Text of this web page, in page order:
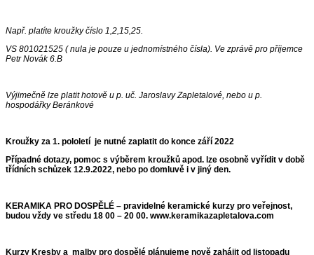
Např. platíte kroužky číslo 1,2,15,25.
VS 801021525 ( nula je pouze u jednomístného čísla). Ve zprávě pro příjemce
Petr Novák 6.B
Výjimečně lze platit hotově u p. uč. Jaroslavy Zapletalové, nebo u p.
hospodářky Beránkové
Kroužky za 1. pololetí je nutné zaplatit do konce září 2022
Případné dotazy, pomoc s výběrem kroužků apod. lze osobně vyřídit v době
třídních schůzek 12.9.2022, nebo po domluvě i v jiný den.
KERAMIKA PRO DOSPĚLÉ – pravidelné keramické kurzy pro veřejnost,
budou vždy ve středu 18 00 – 20 00. www.keramikazapletalova.com
Kurzy Kresby a malby pro dospělé plánujeme nově zahájit od listopadu